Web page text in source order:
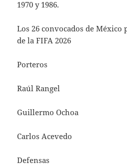
1970 y 1986.
Los 26 convocados de México
de la FIFA 2026
Porteros
Raúl Rangel
Guillermo Ochoa
Carlos Acevedo
Defensas